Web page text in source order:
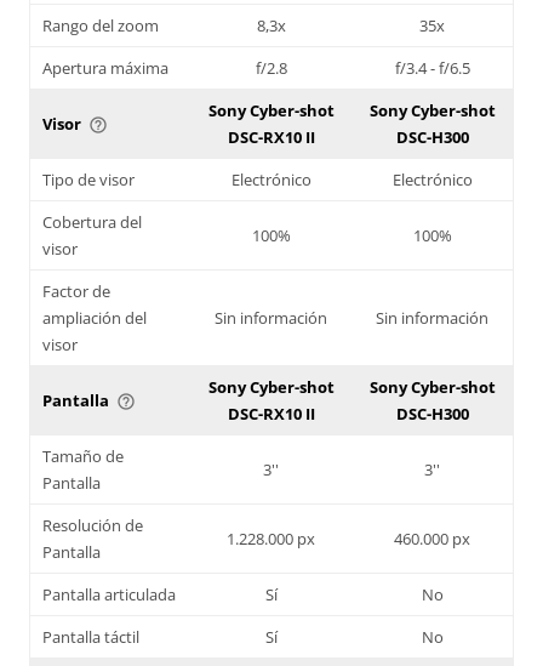
Rango del zoom
8,3x
35x
Apertura máxima
f/2.8 f/3.4 - f/6.5
Visor help_outline
Sony Cyber-shot
DSC-RX10 II
Sony Cyber-shot
DSC-H300
Tipo de visor
Electrónico
Electrónico
Cobertura del
visor
100% 100%
Factor de
ampliación del
visor
Sin información Sin información
Pantalla help_outline
Sony Cyber-shot
DSC-RX10 II
Sony Cyber-shot
DSC-H300
Tamaño de
Pantalla
3'' 3''
Resolución de
Pantalla
1.228.000 px 460.000 px
Pantalla articulada Sí
No
Pantalla táctil
Sí No